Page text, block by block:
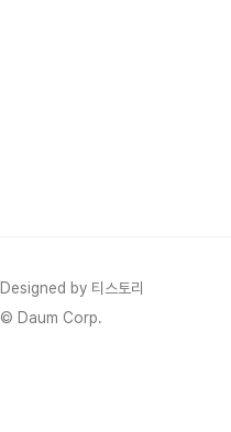
Designed by 티스토리
© Daum Corp.